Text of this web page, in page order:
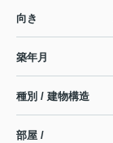
向き
築年月
種別 / 建物構造
部屋 /